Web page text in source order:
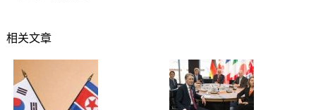
相关文章